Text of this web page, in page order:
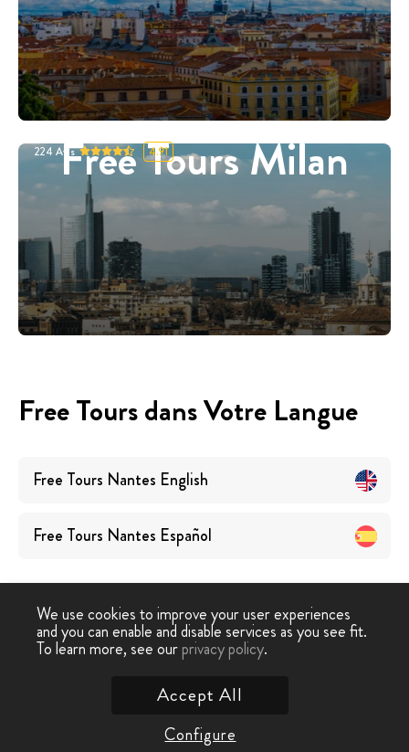
Free Tours Milan
224 Avis 4.91
Free Tours dans Votre Langue
Free Tours Nantes English
Free Tours Nantes Español
Free Tour › Nantes
We use cookies to improve your user experiences
and you can enable and disable services as you see fit.
To learn more, see ourprivacy policy.
Configure
Accept All